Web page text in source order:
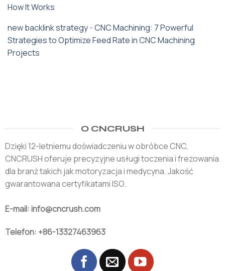
How It Works
new backlink strategy-CNC Machining: 7 Powerful
Strategies to Optimize Feed Rate in CNC Machining
Projects
O CNCRUSH
Dzięki 12-letniemu doświadczeniu w obróbce CNC,
CNCRUSH oferuje precyzyjne usługi toczenia i frezowania
dla branż takich jak motoryzacja i medycyna. Jakość
gwarantowana certyfikatami ISO.
E-mail: info@cncrush.com
Telefon: +86-13327463963